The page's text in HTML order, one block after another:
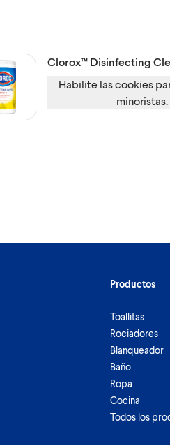
Clorox™ Disinfecting
Habilite las cookies
minoristas.
Productos
Toallitas
Rociadores
Blanqueador
Baño
Ropa
Cocina
Todos los